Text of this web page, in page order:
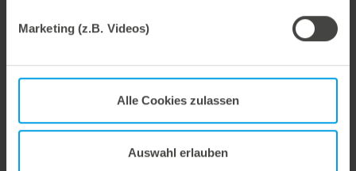
Marketing (z.B. Videos)
Alle Cookies zulassen
Auswahl erlauben
verschiedenen Stellen befestigen lässt.